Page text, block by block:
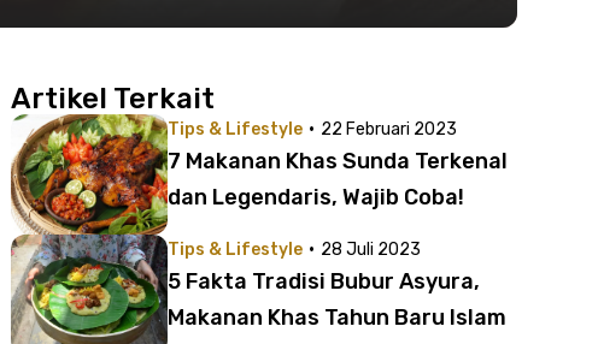
Artikel Terkait
Tips & Lifestyle · 22 Februari 2023
7 Makanan Khas Sunda Terkenal
dan Legendaris, Wajib Coba!
Tips & Lifestyle · 28 Juli 2023
5 Fakta Tradisi Bubur Asyura,
Makanan Khas Tahun Baru Islam